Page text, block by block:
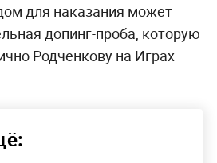
для наказания может
допинг-проба, которую
Родченкову на Играх